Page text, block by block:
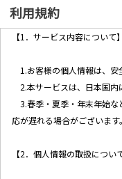
利用規約
【1．サービス内容について】
1.お客様の個人情報は、安
2.本サービスは、日本国内
3.春季・夏季・年末年始な
応が遅れる場合がございます。
【2．個人情報の取扱について